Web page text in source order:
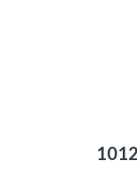
1012